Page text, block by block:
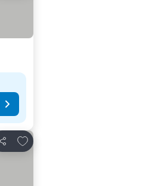
공유
즐겨찾기에 추가